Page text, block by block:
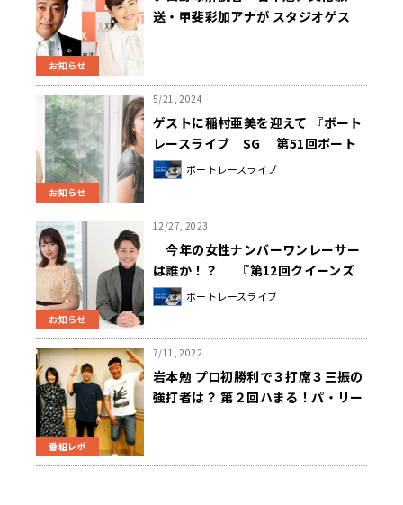
お知らせ
送・甲斐彩加アナが スタジオゲス
ネットでオンエア
お知らせ
5/21, 2024
ゲストに稲村亜美を迎えて 『ボート
レースライブ SG 第51回ボート
レースオールスター優勝戦 実況中
継』 5/26（日） 午後4時00分～全
ボートレースライブ
お知らせ
12/27, 2023
今年の女性ナンバーワンレーサー
は誰か！？ 『第12回クイーンズ
クライマックス 実況中継』
12/31（日） 午後4時00分～ 文化
ネットで放送
ボートレースライブ
番組レポ
7/11, 2022
岩本勉 プロ初勝利で３打席３三振の
強打者は？ 第２回ハまる！パ・リー